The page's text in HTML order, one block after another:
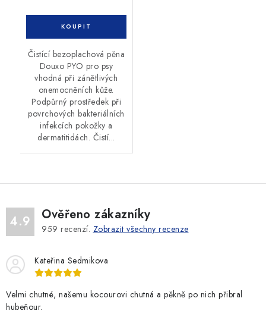
Čistící bezoplachová pěna
Douxo PYO pro psy
vhodná při zánětlivých
onemocněních kůže.
Podpůrný prostředek při
povrchových bakteriálních
infekcích pokožky a
dermatitidách. Čistí...
4.9 Ověřeno zákazníky
959 recenzí. Zobrazit všechny recenze
Kateřina Sedmikova
Velmi chutné, našemu kocourovi chutná a pěkně po nich přibral
hubeňour.